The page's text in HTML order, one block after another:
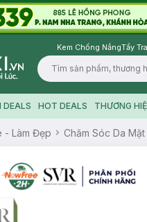
Kem Chống NắngTẩy
DEALS HOT DEALS THƯƠNG
- Làm Đẹp Chăm Sóc Da Mặt